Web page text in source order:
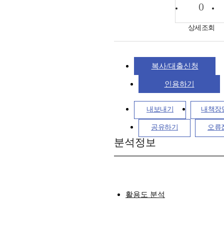
0
상세조회
복사/대출신청
인용하기
내보내기 내책장
공유하기 오류
분석정보
활용도 분석